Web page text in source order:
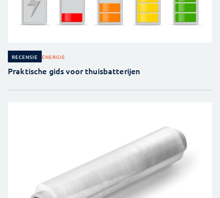
RECENSIE ENERGIE
Praktische gids voor thuisbatterijen